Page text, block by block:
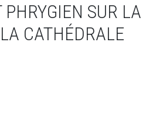
SUR LA
CATHÉDRALE